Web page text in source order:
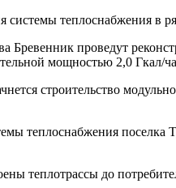
системы теплоснабжения в
Бревенник проведут
мощностью 2,0 Гкал/
строительство
теплоснабжения поселка
теплотрассы до